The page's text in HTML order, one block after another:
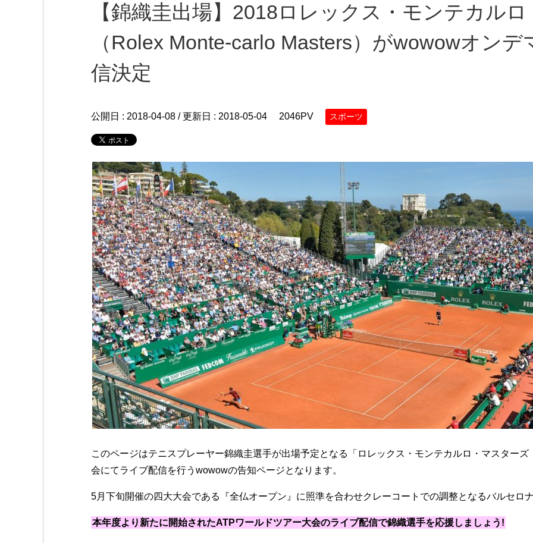
【錦織圭出場】2018ロレックス・モンテカル
（Rolex Monte-carlo Masters）がwowowオン
信決定
公開日 : 2018-04-08 / 更新日 : 2018-05-04 2046PV スポーツ
このページはテニスプレーヤー錦織圭選手が出場予定となる「ロレックス・モンテカルロ・マスター
会にてライブ配信を行うwowowの告知ページとなります。
5月下旬開催の四大大会である『全仏オープン』に照準を合わせクレーコートでの調整となるバルセロ
本年度より新たに開始されたATPワールドツアー大会のライブ配信で錦織選手を応援しましょう!